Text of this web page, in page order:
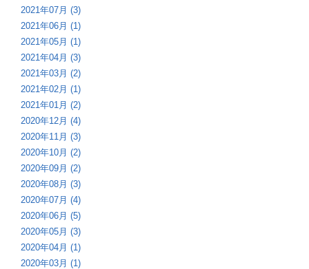
2021年07月 (3)
2021年06月 (1)
2021年05月 (1)
2021年04月 (3)
2021年03月 (2)
2021年02月 (1)
2021年01月 (2)
2020年12月 (4)
2020年11月 (3)
2020年10月 (2)
2020年09月 (2)
2020年08月 (3)
2020年07月 (4)
2020年06月 (5)
2020年05月 (3)
2020年04月 (1)
2020年03月 (1)